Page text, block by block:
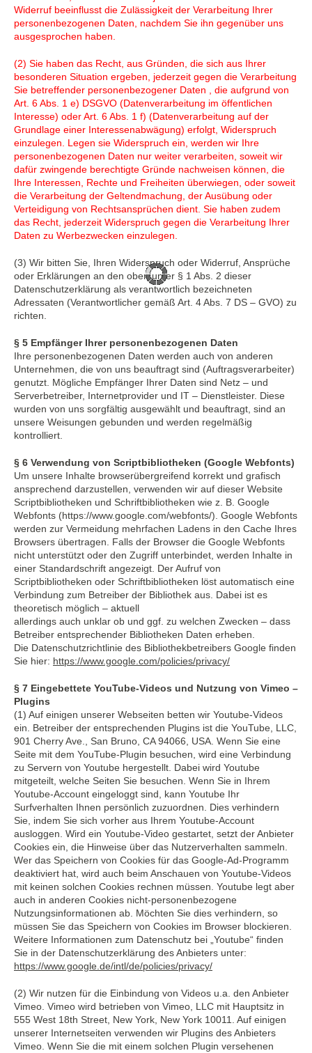
Widerruf beeinflusst die Zulässigkeit der Verarbeitung Ihrer
personenbezogenen Daten, nachdem Sie ihn gegenüber uns
ausgesprochen haben.
(2) Sie haben das Recht, aus Gründen, die sich aus Ihrer
besonderen Situation ergeben, jederzeit gegen die Verarbeitung
Sie betreffender personenbezogener Daten , die aufgrund von
Art. 6 Abs. 1 e) DSGVO (Datenverarbeitung im öffentlichen
Interesse) oder Art. 6 Abs. 1 f) (Datenverarbeitung auf der
Grundlage einer Interessenabwägung) erfolgt, Widerspruch
einzulegen. Legen sie Widerspruch ein, werden wir Ihre
personenbezogenen Daten nur weiter verarbeiten, soweit wir
dafür zwingende berechtigte Gründe nachweisen können, die
Ihre Interessen, Rechte und Freiheiten überwiegen, oder soweit
die Verarbeitung der Geltendmachung, der Ausübung oder
Verteidigung von Rechtsansprüchen dient. Sie haben zudem
das Recht, jederzeit Widerspruch gegen die Verarbeitung Ihrer
Daten zu Werbezwecken einzulegen.
(3) Wir bitten Sie, Ihren Widerspruch oder Widerruf, Ansprüche
oder Erklärungen an den oben unter § 1 Abs. 2 dieser
Datenschutzerklärung als verantwortlich bezeichneten
Adressaten (Verantwortlicher gemäß Art. 4 Abs. 7 DS – GVO) zu
richten.
§ 5 Empfänger Ihrer personenbezogenen Daten
Ihre personenbezogenen Daten werden auch von anderen
Unternehmen, die von uns beauftragt sind (Auftragsverarbeiter)
genutzt. Mögliche Empfänger Ihrer Daten sind Netz – und
Serverbetreiber, Internetprovider und IT – Dienstleister. Diese
wurden von uns sorgfältig ausgewählt und beauftragt, sind an
unsere Weisungen gebunden und werden regelmäßig
kontrolliert.
§ 6 Verwendung von Scriptbibliotheken (Google Webfonts)
Um unsere Inhalte browserübergreifend korrekt und grafisch
ansprechend darzustellen, verwenden wir auf dieser Website
Scriptbibliotheken und Schriftbibliotheken wie z. B. Google
Webfonts (https://www.google.com/webfonts/). Google Webfonts
werden zur Vermeidung mehrfachen Ladens in den Cache Ihres
Browsers übertragen. Falls der Browser die Google Webfonts
nicht unterstützt oder den Zugriff unterbindet, werden Inhalte in
einer Standardschrift angezeigt. Der Aufruf von
Scriptbibliotheken oder Schriftbibliotheken löst automatisch eine
Verbindung zum Betreiber der Bibliothek aus. Dabei ist es
theoretisch möglich – aktuell
allerdings auch unklar ob und ggf. zu welchen Zwecken – dass
Betreiber entsprechender Bibliotheken Daten erheben.
Die Datenschutzrichtlinie des Bibliothekbetreibers Google finden
Sie hier: https://www.google.com/policies/privacy/
§ 7 Eingebettete YouTube-Videos und Nutzung von Vimeo –
Plugins
(1) Auf einigen unserer Webseiten betten wir Youtube-Videos
ein. Betreiber der entsprechenden Plugins ist die YouTube, LLC,
901 Cherry Ave., San Bruno, CA 94066, USA. Wenn Sie eine
Seite mit dem YouTube-Plugin besuchen, wird eine Verbindung
zu Servern von Youtube hergestellt. Dabei wird Youtube
mitgeteilt, welche Seiten Sie besuchen. Wenn Sie in Ihrem
Youtube-Account eingeloggt sind, kann Youtube Ihr
Surfverhalten Ihnen persönlich zuzuordnen. Dies verhindern
Sie, indem Sie sich vorher aus Ihrem Youtube-Account
ausloggen. Wird ein Youtube-Video gestartet, setzt der Anbieter
Cookies ein, die Hinweise über das Nutzerverhalten sammeln.
Wer das Speichern von Cookies für das Google-Ad-Programm
deaktiviert hat, wird auch beim Anschauen von Youtube-Videos
mit keinen solchen Cookies rechnen müssen. Youtube legt aber
auch in anderen Cookies nicht-personenbezogene
Nutzungsinformationen ab. Möchten Sie dies verhindern, so
müssen Sie das Speichern von Cookies im Browser blockieren.
Weitere Informationen zum Datenschutz bei „Youtube“ finden
Sie in der Datenschutzerklärung des Anbieters unter:
https://www.google.de/intl/de/policies/privacy/
(2) Wir nutzen für die Einbindung von Videos u.a. den Anbieter
Vimeo. Vimeo wird betrieben von Vimeo, LLC mit Hauptsitz in
555 West 18th Street, New York, New York 10011. Auf einigen
unserer Internetseiten verwenden wir Plugins des Anbieters
Vimeo. Wenn Sie die mit einem solchen Plugin versehenen